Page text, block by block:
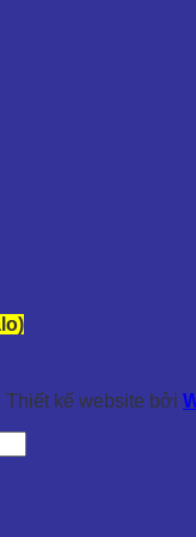
kế website bởi